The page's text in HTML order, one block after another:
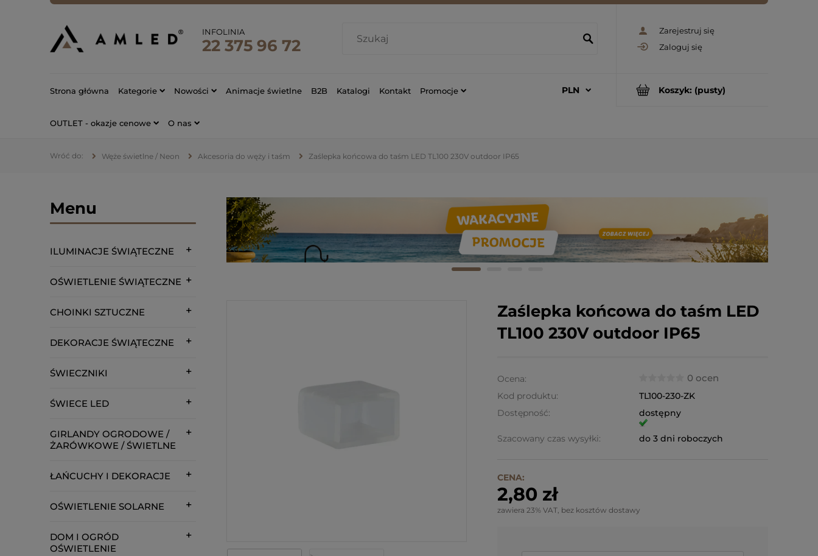
Zarejestruj się
Zaloguj się
INFOLINIA
22 375 96 72
Koszyk: (pusty)
Strona główna Kategorie Nowości Animacje świetlne B2B Katalogi Kontakt Promocje
OUTLET - okazje cenowe O nas
Węże świetlne / Neon Akcesoria do węży i taśm Zaślepka końcowa do taśm LED TL100 230V outdoor IP65
Menu
ILUMINACJE ŚWIĄTECZNE
OŚWIETLENIE ŚWIĄTECZNE
CHOINKI SZTUCZNE
DEKORACJE ŚWIĄTECZNE
ŚWIECZNIKI
ŚWIECE LED
GIRLANDY OGRODOWE /
ŻARÓWKOWE / ŚWIETLNE
ŁAŃCUCHY I DEKORACJE
OŚWIETLENIE SOLARNE
DOM I OGRÓD
OŚWIETLENIE
Zaślepka końcowa do taśm LED
TL100 230V outdoor IP65
Ocena: 0 ocen
Kod produktu:
TL100-230-ZK
Dostępność:
dostępny
Szacowany czas wysyłki: do 3 dni roboczych
CENA:
2,80 zł
zawiera 23% VAT, bez kosztów dostawy